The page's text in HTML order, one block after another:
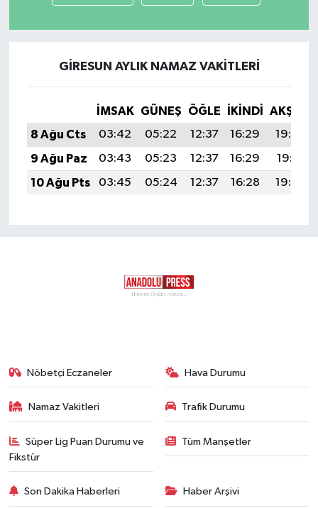
GIRESUN AYLIK NAMAZ VAKITLERI
İMSAK GÜNEŞ ÖĞLE İKINDI
AKŞAM
8 Ağu Cts
03:42 05:22 12:37 16:29
19:42
9 Ağu Paz
03:43 05:23 12:37 16:29
19:41
10 Ağu Pts
03:45 05:24 12:37 16:28 19:40
Nöbetçi Eczaneler Hava Durumu
Namaz Vakitleri Trafik Durumu
Süper Lig Puan Durumu ve
Fikstür
Tüm Manşetler
Son Dakika Haberleri Haber Arşivi